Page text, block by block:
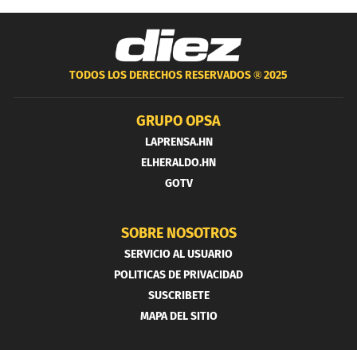
TODOS LOS DERECHOS RESERVADOS ®2025
GRUPO OPSA
LAPRENSA.HN
ELHERALDO.HN
GOTV
SOBRE NOSOTROS
SERVICIO AL USUARIO
POLITICAS DE PRIVACIDAD
SUSCRIBETE
MAPA DEL SITIO